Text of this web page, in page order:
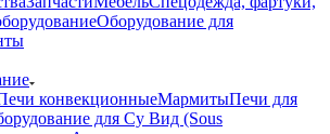
Оборудование для
конвекционныеМармитыПечи для
для Су Вид (Sous